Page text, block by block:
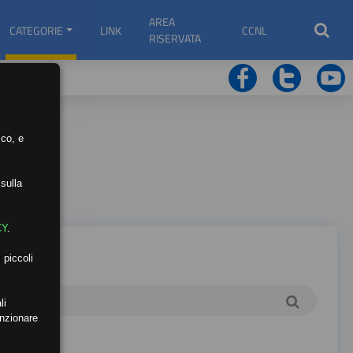
CATEGORIE LINK
AREA
RISERVATA
CCNL
e
.
piccoli